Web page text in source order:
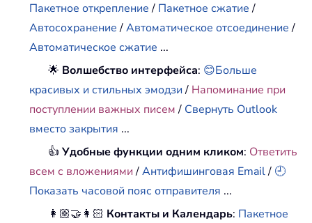
Пакетное открепление/ Пакетное сжатие/
Автосохранение/Автоматическое отсоединение/
Автоматическое сжатие ...
🌟 Волшебство интерфейса: 😊Больше
красивых и стильных эмодзи/ Напоминание при
поступлении важных писем/ Свернуть Outlook
вместо закрытия ...
👍Удобные функции одним кликом: Ответить
всем с вложениями /Антифишинговая Email/ 🕘
Показать часовой пояс отправителя ...
👩🏼‍🤝‍👩🏻 Контакты и Календарь: Пакетное